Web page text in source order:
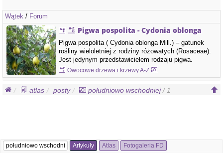
Wątek / Forum
Pigwa pospolita - Cydonia oblonga
Pigwa pospolita ( Cydonia oblonga Mill.) – gatunek
rośliny wieloletniej z rodziny różowatych (Rosaceae).
Jest jedynym przedstawicielem rodzaju pigwa.
Pochodzi z obszarów Azji: Zakaukazia, Iranu,
Turkiestanu, południowo-wschodniej Arabii, Azji
regionach. Do Europy Południowej prawdopodobnie…
Owocowe drzewa i krzewy A-Z
atlas posty południowo wschodniej/ 1
Artykuły Atlas Fotogaleria FD